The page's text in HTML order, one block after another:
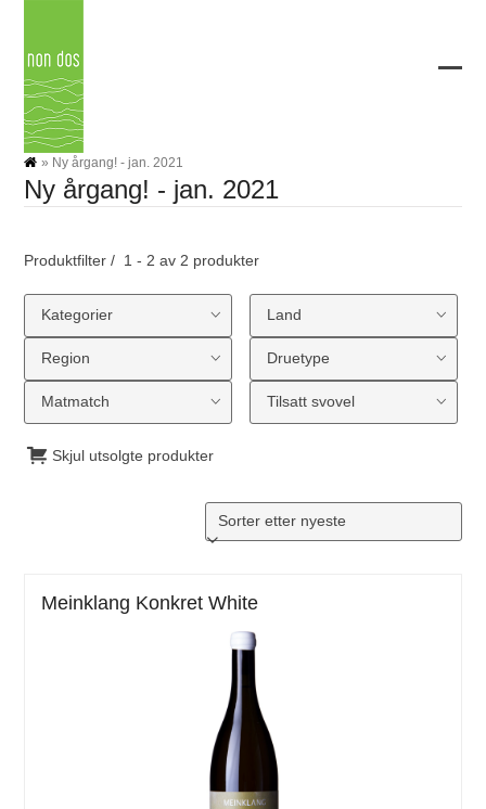
content
» Ny årgang! - jan. 2021
Ny årgang! - jan. 2021
Produktfilter 1 - 2 av 2 produkter
Kategorier Land
Region Druetype
Matmatch Tilsatt svovel
Skjul utsolgte produkter
Meinklang Konkret White